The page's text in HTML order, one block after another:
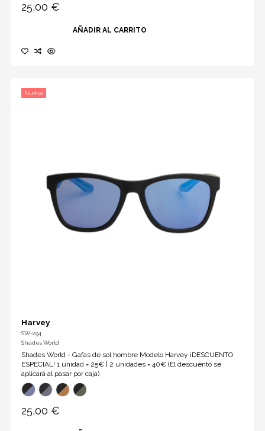
25,00 €
AÑADIR AL CARRITO
Nuevo
Harvey
SW-294
Shades World
Shades World - Gafas de sol hombre Modelo Harvey ¡DESCUENTO
ESPECIAL! 1 unidad = 25€ | 2 unidades = 40€ (El descuento se
aplicará al pasar por caja)
25,00 €